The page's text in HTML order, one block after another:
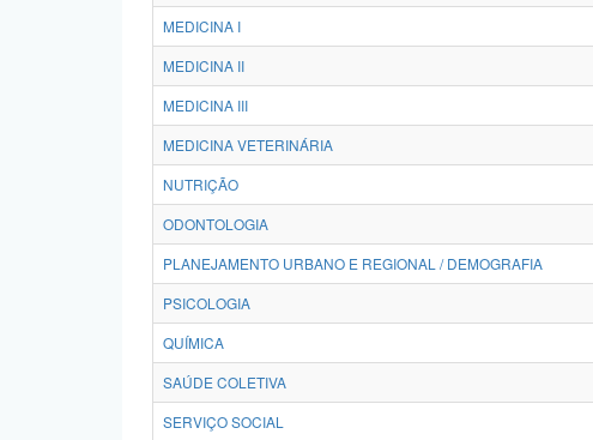
MEDICINA I
MEDICINA II
MEDICINA III
MEDICINA VETERINÁRIA
NUTRIÇÃO
ODONTOLOGIA
PLANEJAMENTO URBANO E REGIONAL / DEMOGRAFIA
PSICOLOGIA
QUÍMICA
SAÚDE COLETIVA
SERVIÇO SOCIAL